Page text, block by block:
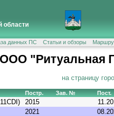
области
данных ПС Статьи и обзоры
"Ритуальная
на страницу
Постр. Зав. № Пост.
2015
2021